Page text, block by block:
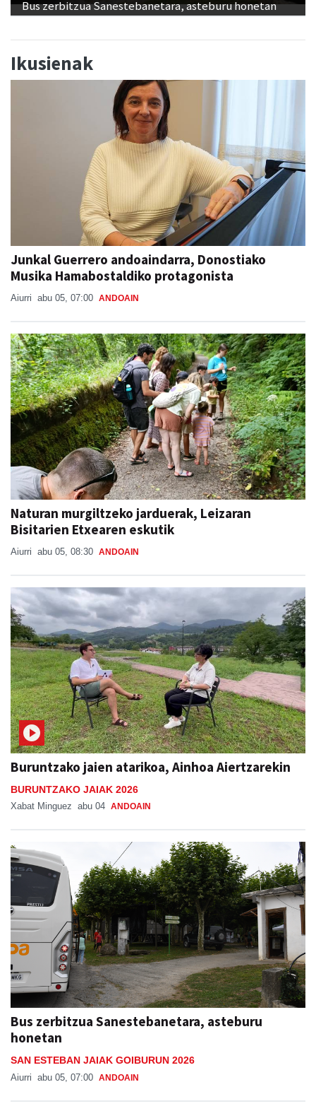
Bus zerbitzua Sanestebanetara, asteburu honetan
Ikusienak
Junkal Guerrero andoaindarra, Donostiako
Musika Hamabostaldiko protagonista
Aiurri abu 05, 07:00 ANDOAIN
Naturan murgiltzeko jarduerak, Leizaran
Bisitarien Etxearen eskutik
Aiurri abu 05, 08:30 ANDOAIN
Buruntzako jaien atarikoa, Ainhoa Aiertzarekin
BURUNTZAKO JAIAK 2026
Xabat Minguez abu 04 ANDOAIN
Bus zerbitzua Sanestebanetara, asteburu
honetan
SAN ESTEBAN JAIAK GOIBURUN 2026
Aiurri abu 05, 07:00 ANDOAIN